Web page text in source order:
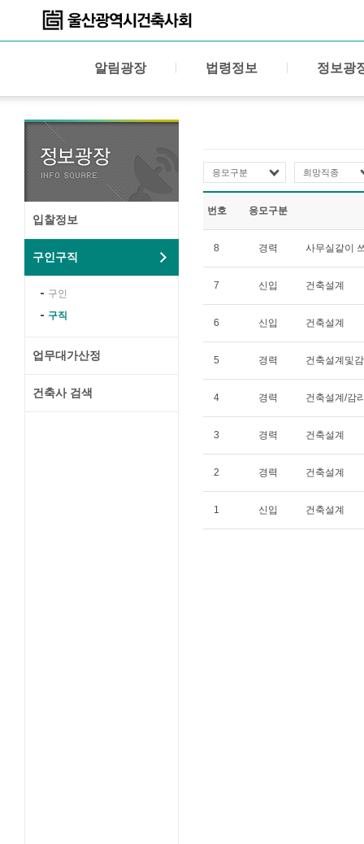
알림광장 법령정보 정보광
입찰정보
구인구직
구인
구직
업무대가산정
건축사 검색
응모구분 희망직종
번호 응모구분
8 경력 사무실같이
7 신입 건축설계
6 신입 건축설계
5 경력 건축설계및
4 경력 건축설계/감
3 경력 건축설계
2 경력 건축설계
1 신입 건축설계